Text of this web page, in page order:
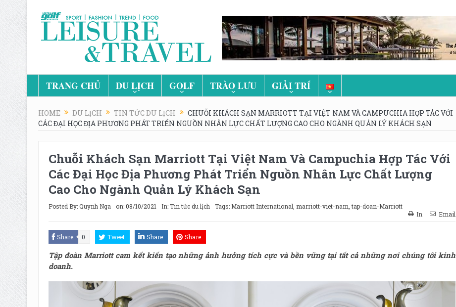
TRANG CHỦ DU LỊCH GOLF TRÀO LƯU GIẢI TRÍ
HOME DU LỊCH TIN TỨC DU LỊCH
CHUỖI KHÁCH SẠN MARRIOTT TẠI VIỆT NAM VÀ CAMPUCHIA HỢP TÁC VỚI
CÁC ĐẠI HỌC ĐỊA PHƯƠNG PHÁT TRIỂN NGUỒN NHÂN LỰC CHẤT LƯỢNG CAO CHO NGÀNH QUẢN LÝ KHÁCH SẠN
Chuỗi Khách Sạn Marriott Tại Việt Nam Và Campuchia Hợp Tác Với
Các Đại Học Địa Phương Phát Triển Nguồn Nhân Lực Chất Lượng
Cao Cho Ngành Quản Lý Khách Sạn
Posted By:Quynh Nga on:08/10/2021 In:Tin tức du lịch Tags: Marriott International marriott-viet-nam ,tap-doan-Marriott
In
Email
Share 0 Tweet Share Share
Tập đoàn Marriott cam kết kiến tạo những ảnh hưởng tích cực và bền vững tại tất cả những nơi chúng tôi kinh
doanh.